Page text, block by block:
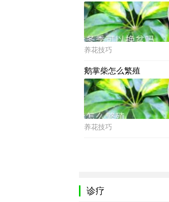
养花技巧
鹅掌柴怎么繁殖
养花技巧
诊疗